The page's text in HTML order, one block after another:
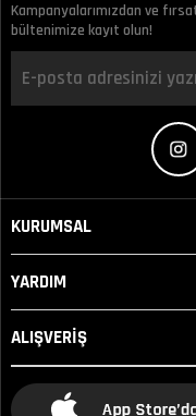
Kampanyalarımızdan ve
bültenimize kayıt olun!
KURUMSAL
YARDIM
ALIŞVERİŞ